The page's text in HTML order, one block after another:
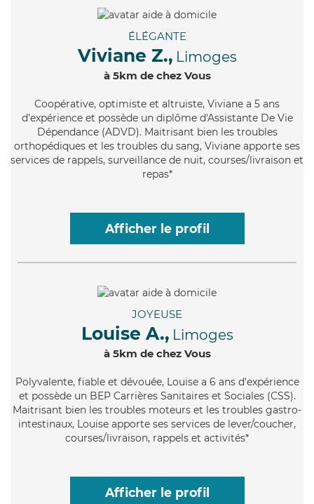
ÉLÉGANTE
Viviane Z., Limoges
à 5km de chez Vous
Coopérative, optimiste et altruiste, Viviane a 5 ans
d'expérience et possède un diplôme d'Assistante De Vie
Dépendance (ADVD). Maitrisant bien les troubles
orthopédiques et les troubles du sang, Viviane apporte ses
services de rappels, surveillance de nuit, courses/livraison et
repas*
Afficher le profil
JOYEUSE
Louise A., Limoges
à 5km de chez Vous
Polyvalente, fiable et dévouée, Louise a 6 ans d'expérience
et possède un BEP Carrières Sanitaires et Sociales (CSS).
Maitrisant bien les troubles moteurs et les troubles gastro-
intestinaux, Louise apporte ses services de lever/coucher,
courses/livraison, rappels et activités*
Afficher le profil